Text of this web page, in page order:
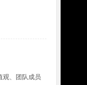
观、团队成员